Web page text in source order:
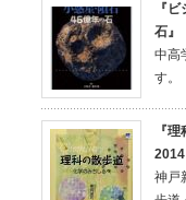
『
石』
中高
す。
『
2014
神戸